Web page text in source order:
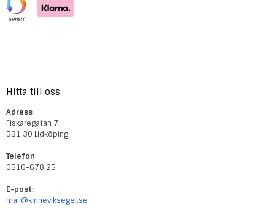
Hitta till oss
Adress
Fiskaregatan 7
531 30 Lidköping
Telefon
0510-678 25
E-post:
mail@kinneviksegel.se